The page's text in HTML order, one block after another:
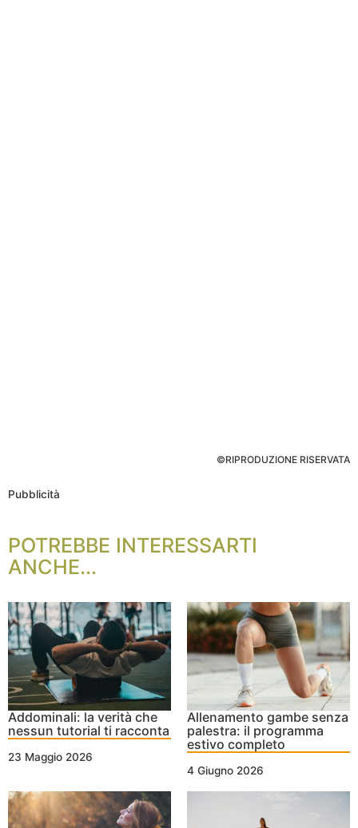
©RIPRODUZIONE RISERVATA
Pubblicità
POTREBBE INTERESSARTI
ANCHE...
Addominali: la verità che
nessun tutorial ti racconta
23 Maggio 2026
Allenamento gambe senza
palestra: il programma
estivo completo
4 Giugno 2026